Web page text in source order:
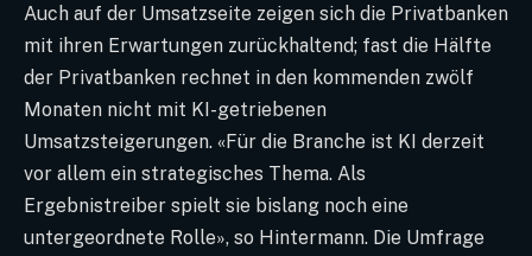
Auch auf der Umsatzseite zeigen sich die Privatbanken
mit ihren Erwartungen zurückhaltend; fast die Hälfte
der Privatbanken rechnet in den kommenden zwölf
Monaten nicht mit KI-getriebenen
Umsatzsteigerungen. «Für die Branche ist KI derzeit
vor allem ein strategisches Thema. Als
Ergebnistreiber spielt sie bislang noch eine
untergeordnete Rolle», so Hintermann. Die Umfrage